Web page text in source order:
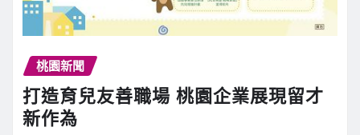
桃園新聞
打造育兒友善職場 桃園企業展現留才
新作為